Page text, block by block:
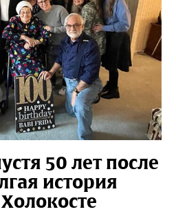
50 лет после
история